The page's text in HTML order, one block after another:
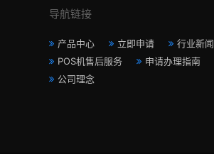
导航链接
产品中心 立即申请
行业新闻
POS机售后服务
申请办理指南
公司理念